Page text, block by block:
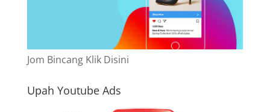
Jom Bincang Klik Disini
Upah Youtube Ads